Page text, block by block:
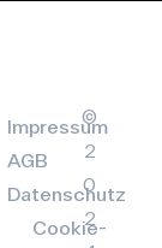
Impressum
AGB
Datenschutz
Cookie-
©
2
0
2